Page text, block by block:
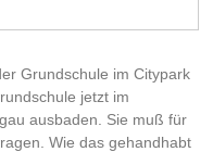
Grundschule im Citypark
jetzt im
ausbaden. Sie muß für
Wie das gehandhabt